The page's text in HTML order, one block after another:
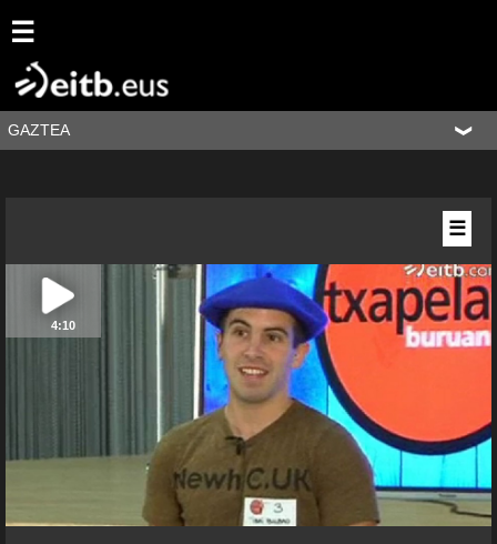
☰
GAZTEA
4:10
☰